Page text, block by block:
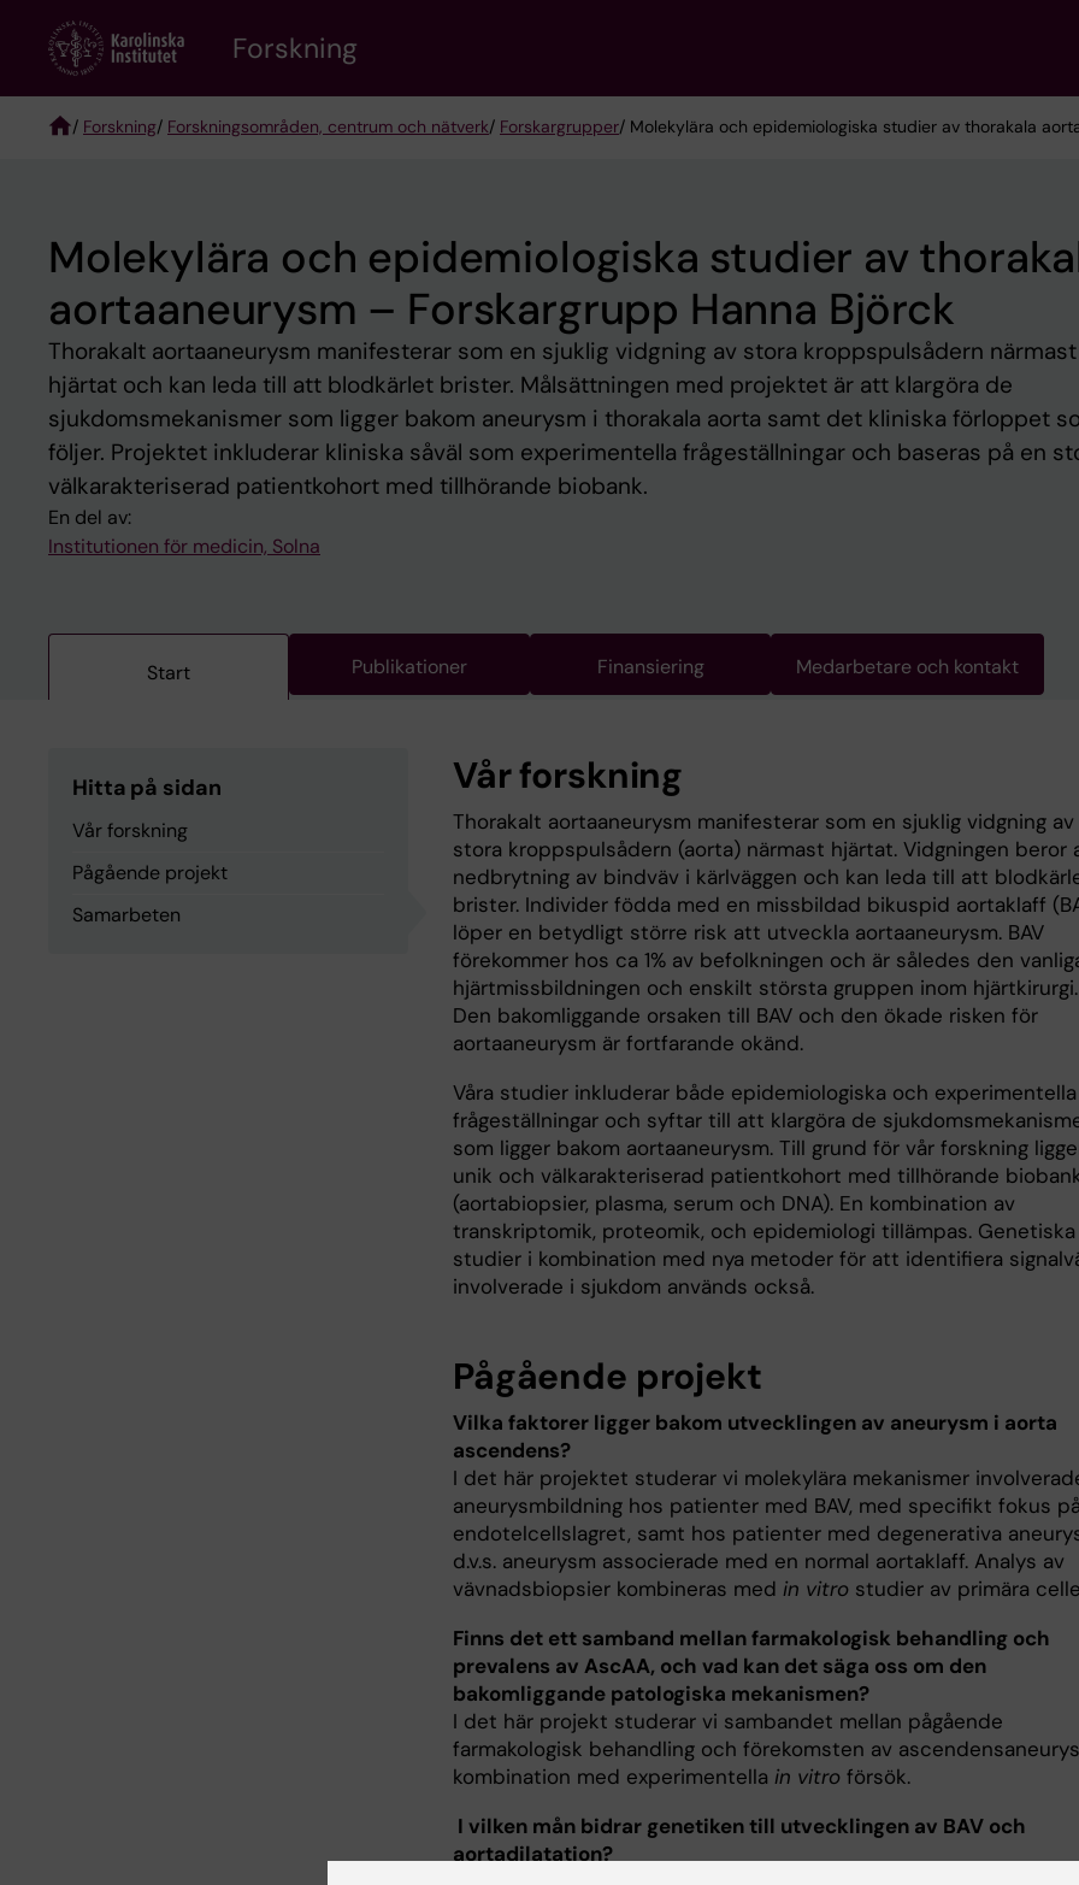
content
Forskning
/ Forskning/ Forskningsområden, centrum och nätverk/ Forskargrupper/ Molekylära och epidemiologiska studier av thorakala
Molekylära och epidemiologiska studier av
aortaaneurysm – Forskargrupp Hanna Björck
Thorakalt aortaaneurysm manifesterar som en sjuklig vidgning av stora kroppspulsådern närmast
hjärtat och kan leda till att blodkärlet brister. Målsättningen med projektet är att klargöra de
sjukdomsmekanismer som ligger bakom aneurysm i thorakala aorta samt det kliniska förloppet
följer. Projektet inkluderar kliniska såväl som experimentella frågeställningar och baseras på en
välkarakteriserad patientkohort med tillhörande biobank.
En del av:
Institutionen för medicin, Solna
Start Publikationer Finansiering Medarbetare och kontakt
Hitta på sidan
Vår forskning
Pågående projekt
Samarbeten
Vår forskning
Thorakalt aortaaneurysm manifesterar som en sjuklig vidgning av
stora kroppspulsådern (aorta) närmast hjärtat. Vidgningen beror
nedbrytning av bindväv i kärlväggen och kan leda till att
brister. Individer födda med en missbildad bikuspid aortaklaff
löper en betydligt större risk att utveckla aortaaneurysm. BAV
förekommer hos ca 1% av befolkningen och är således den
hjärtmissbildningen och enskilt största gruppen inom hjärtkirurgi.
Den bakomliggande orsaken till BAV och den ökade risken för
aortaaneurysm är fortfarande okänd.
Våra studier inkluderar både epidemiologiska och experimentella
frågeställningar och syftar till att klargöra de
som ligger bakom aortaaneurysm. Till grund för vår forskning
unik och välkarakteriserad patientkohort med tillhörande
(aortabiopsier, plasma, serum och DNA). En kombination av
transkriptomik, proteomik, och epidemiologi tillämpas. Genetiska
studier i kombination med nya metoder för att identifiera
involverade i sjukdom används också.
Pågående projekt
Vilka faktorer ligger bakom utvecklingen av aneurysm i aorta
ascendens?
I det här projektet studerar vi molekylära mekanismer
aneurysmbildning hos patienter med BAV, med specifikt fokus på
endotelcellslagret, samt hos patienter med degenerativa
d.v.s. aneurysm associerade med en normal aortaklaff. Analys av
vävnadsbiopsier kombineras med in vitro studier av primära
Finns det ett samband mellan farmakologisk behandling och
prevalens av AscAA, och vad kan det säga oss om den
bakomliggande patologiska mekanismen?
I det här projekt studerar vi sambandet mellan pågående
farmakologisk behandling och förekomsten av
kombination med experimentella in vitro försök.
I vilken mån bidrar genetiken till utvecklingen av BAV och
aortadilatation?